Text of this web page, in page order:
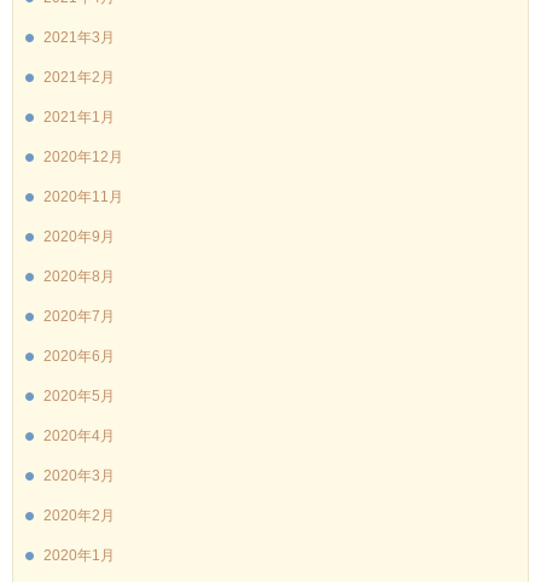
2021年3月
2021年2月
2021年1月
2020年12月
2020年11月
2020年9月
2020年8月
2020年7月
2020年6月
2020年5月
2020年4月
2020年3月
2020年2月
2020年1月